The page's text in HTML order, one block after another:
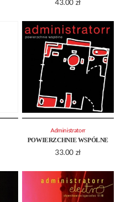
43.00 zł
POWIERZCHNIE WSPÓLNE
33.00 zł
Administratorr